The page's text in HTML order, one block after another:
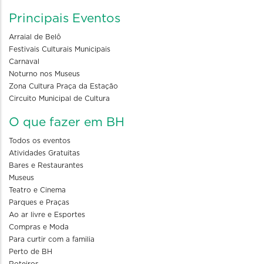
Principais Eventos
Arraial de Belô
Festivais Culturais Municipais
Carnaval
Noturno nos Museus
Zona Cultura Praça da Estação
Circuito Municipal de Cultura
O que fazer em BH
Todos os eventos
Atividades Gratuitas
Bares e Restaurantes
Museus
Teatro e Cinema
Parques e Praças
Ao ar livre e Esportes
Compras e Moda
Para curtir com a familia
Perto de BH